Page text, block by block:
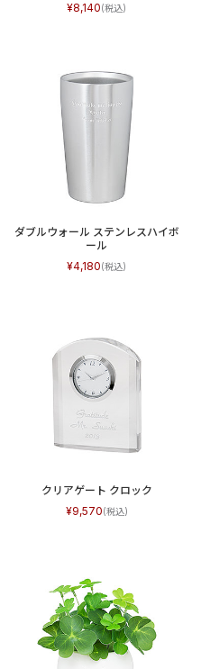
8,140
ダブルウォール ステンレスハイボ
ール
4,180
クリアゲート クロック
9,570